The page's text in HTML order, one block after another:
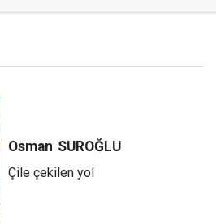
Osman SUROĞLU
Çile çekilen yol